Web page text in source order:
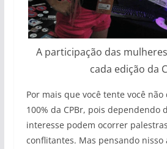
A participação das
cada edição da
Por mais que você tente você
100% da CPBr, pois dependendo
interesse podem ocorrer
conflitantes. Mas pensando nisso